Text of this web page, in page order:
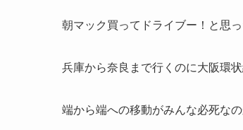
朝マック買ってドライブー！と思
兵庫から奈良まで行くのに大阪環
端から端への移動がみんな必死な